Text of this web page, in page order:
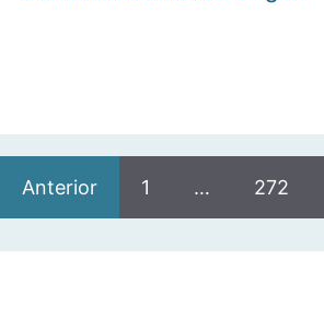
Anterior 1 … 272